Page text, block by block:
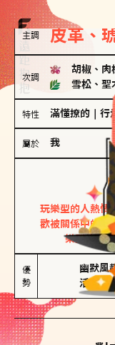
主調 皮革、
次調
胡椒、肉
雪松、聖
特性 滿懂撩的 行
屬於 我
玩樂型的人熱情
歡被關係中的限
樂型的人
優
勢
幽默風
活在當下